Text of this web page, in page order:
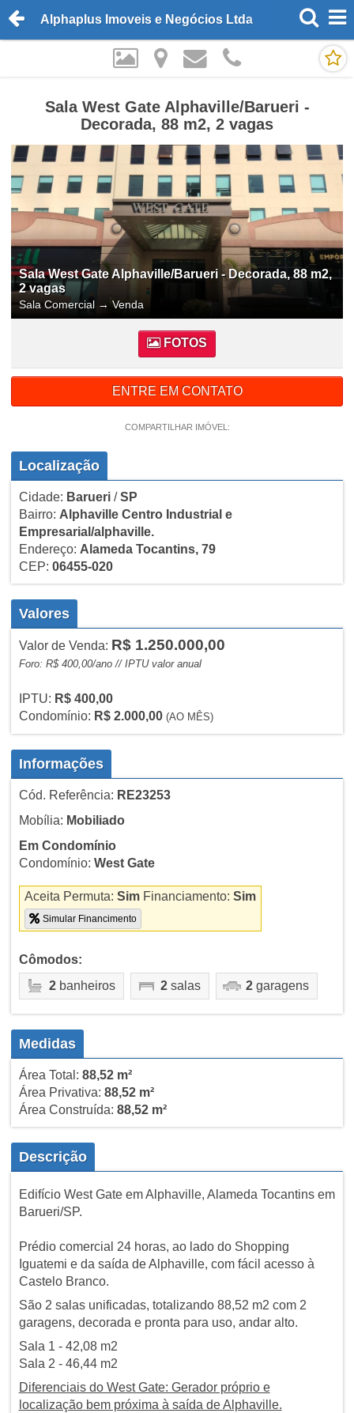
Alphaplus Imoveis e Negócios Ltda
Sala West Gate Alphaville/Barueri -
Decorada, 88 m2, 2 vagas
Sala West Gate Alphaville/Barueri - Decorada, 88 m2,
2 vagas
Sala Comercial →Venda
FOTOS
ENTRE EM CONTATO
COMPARTILHAR IMÓVEL:
Localização
Cidade: Barueri/SP
Bairro: Alphaville Centro Industrial e
Empresarial/alphaville.
Endereço: Alameda Tocantins, 79
CEP: 06455-020
Valores
Valor de Venda: R$ 1.250.000,00
Foro: R$ 400,00/ano // IPTU valor anual
IPTU: R$ 400,00
Condomínio: R$ 2.000,00 (AO MÊS)
Informações
Cód. Referência: RE23253
Mobília: Mobiliado
Em Condomínio
Condomínio: West Gate
Aceita Permuta: SimFinanciamento: Sim
Simular Financimento
Cômodos:
2banheiros 2salas 2garagens
Medidas
Área Total: 88,52 m²
Área Privativa: 88,52 m²
Área Construída: 88,52 m²
Descrição
Edifício West Gate em Alphaville, Alameda Tocantins em
Barueri/SP.
Prédio comercial 24 horas, ao lado do Shopping
Iguatemi e da saída de Alphaville, com fácil acesso à
Castelo Branco.
São 2 salas unificadas, totalizando 88,52 m2 com 2
garagens, decorada e pronta para uso, andar alto.
Sala 1 - 42,08 m2
Sala 2 - 46,44 m2
Diferenciais do West Gate: Gerador próprio e
localização bem próxima à saída de Alphaville.